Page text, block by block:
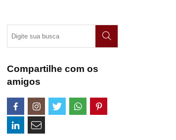
Compartilhe com os
amigos